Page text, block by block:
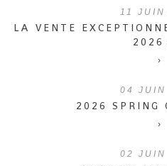
11
LA VENTE
2026
›
04
2026 SPRING
›
02